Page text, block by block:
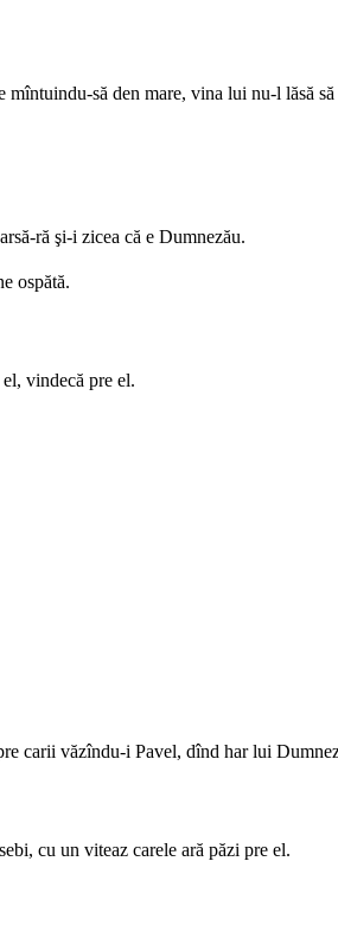
să den mare, vina lui nu-l lăsă să
ră şi-i zicea că e Dumnezău.
ospătă.
vindecă pre el.
carii văzîndu-i Pavel, dînd har lui
cu un viteaz carele ară păzi pre el.